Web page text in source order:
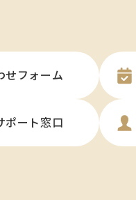
せフォーム
ポート窓口